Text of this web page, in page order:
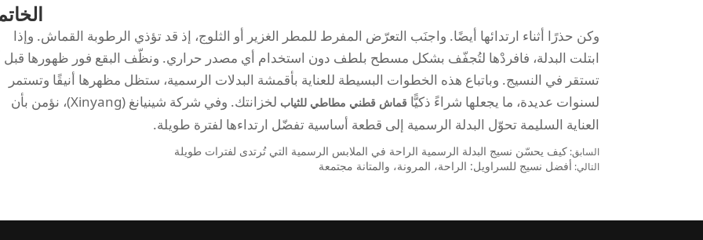
وكن حذرًا أثناء ارتدائها أيضًا. واجنَب التعرّض المفرط للمطر الغزير أو الثلوج، إذ قد تؤذي الرطوبة القماش. وإذا
ابتلت البدلة، فافردْها لتُجفّف بشكل مسطح بلطف دون استخدام أي مصدر حراري. ونظّف البقع فور ظهورها قبل
تستقر في النسيج. وباتباع هذه الخطوات البسيطة للعناية بأقمشة البدلات الرسمية، ستظل مظهرها أنيقًا وتستمر
لسنوات عديدة، ما يجعلها شراءً ذكيًّا قماش قطني مطاطي للثياب
لخزانتك. وفي شركة شينيانغ (Xinyang)، نؤمن بأن
العناية السليمة تحوّل البدلة الرسمية إلى قطعة أساسية تفضّل ارتداءها لفترة طويلة.
السابق: كيف يحسّن نسيج البدلة الرسمية الراحة في الملابس الرسمية التي تُرتدى لفترات طويلة
التالي: أفضل نسيج للسراويل: الراحة، المرونة، والمتانة مجتمعة